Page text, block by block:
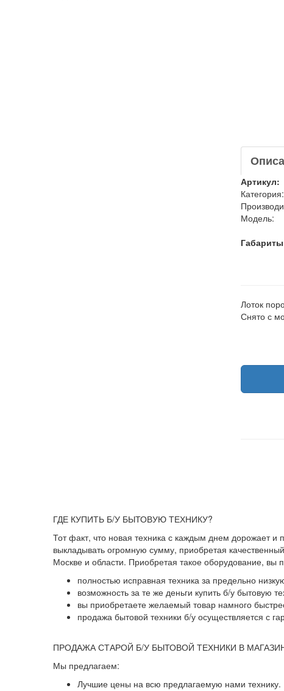
Артикул:
Категория:
Модель:
Лоток
Снято с
ГДЕ КУПИТЬ Б/У БЫТОВУЮ ТЕХНИКУ?
Тот факт, что новая техника с каждым днем дорожает и
выкладывать огромную сумму, приобретая
Москве и области. Приобретая такое оборудование, вы
полностью исправная техника за предельно
возможность за те же деньги купить б/у бытовую
вы приобретаете желаемый товар намного
продажа бытовой техники б/у осуществляется с
ПРОДАЖА СТАРОЙ Б/У БЫТОВОЙ ТЕХНИКИ В
Мы предлагаем:
Лучшие цены на всю предлагаемую нами технику.